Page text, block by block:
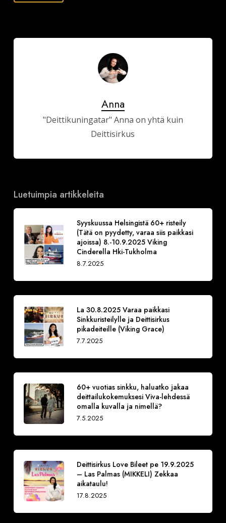
Anna
"Deittikuningatar" Anna on yhtä kuin
Deittisirkus
Luetuimpia artikkeleita
Syyskuussa Helsingistä 60+ risteily
(Tätä on pyydetty, varaa siis paikkasi
ajoissa) 8.-10.9.2025 Viking
Cinderella Hki-Tukholma
8.7.2025
La 30.8.2025 Varaa paikkasi
Sinkkuristeilylle ja Deittisirkus
pikadeiteille (Viking Grace)
7.7.2025
60+ vuotias sinkku, haluatko jakaa
deittailukokemuksesi Viva-lehdessä
omalla kuvalla ja nimellä?
7.5.2025
Deittisirkus Love Bileet pe 19.9.2025
– Las Palmas (MIKKELI) Zekkaa
aikataulu!
17.8.2025